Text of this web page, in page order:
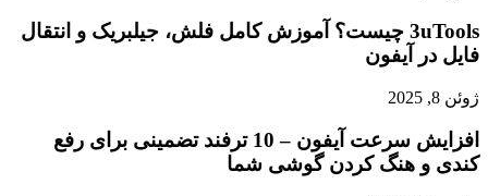
3uTools چیست؟ آموزش کامل فلش، جیلبریک و انتقال
فایل در آیفون
ژوئن 8, 2025
افزایش سرعت آیفون – 10 ترفند تضمینی برای رفع
کندی و هنگ کردن گوشی شما